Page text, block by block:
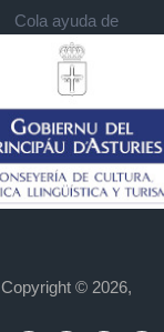
Cola ayuda de
Copyright © 2026,